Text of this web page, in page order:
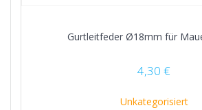
Gurtleitfeder Ø18mm für
4,30 €
Unkategorisiert